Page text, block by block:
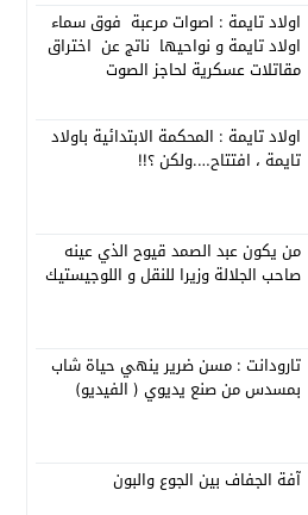
اولاد تايمة : اصوات مرعبة فوق سماء
اولاد تايمة و نواحيها ناتج عن اختراق
مقاتلات عسكرية لحاجز الصوت
اولاد تايمة : المحكمة الابتدائية باولاد
تايمة ، افتتاح….ولكن ؟!!
من يكون عبد الصمد قيوح الذي عينه
صاحب الجلالة وزيرا للنقل و اللوجيستيك
تارودانت : مسن ضرير ينهي حياة شاب
بمسدس من صنع يديوي ( الفيديو)
آفة الجفاف بين الجوع والبون